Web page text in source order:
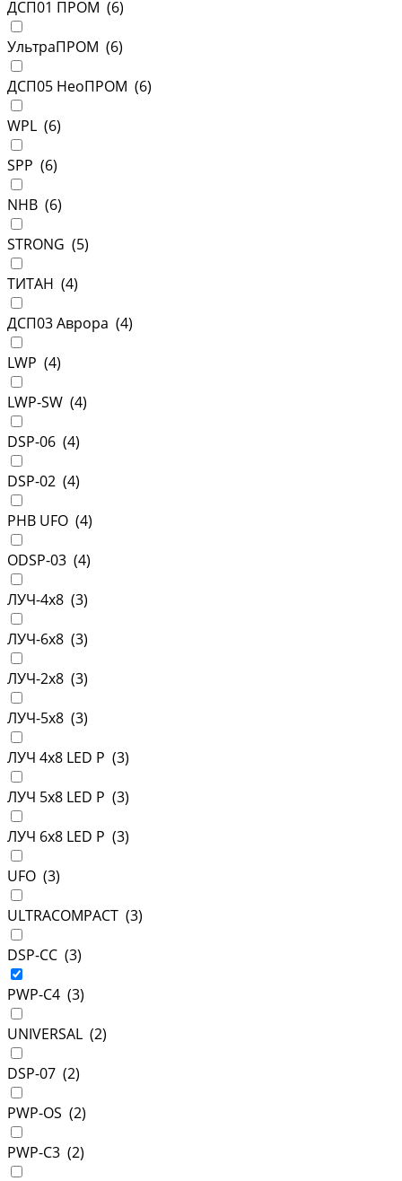
ДСП01 ПРОМ (6)
УльтраПРОМ (6)
ДСП05 НеоПРОМ (6)
WPL (6)
SPP (6)
NHB (6)
STRONG (5)
ТИТАН (4)
ДСП03 Аврора (4)
LWP (4)
LWP-SW (4)
DSP-06 (4)
DSP-02 (4)
PHB UFO (4)
ODSP-03 (4)
ЛУЧ-4х8 (3)
ЛУЧ-6х8 (3)
ЛУЧ-2х8 (3)
ЛУЧ-5х8 (3)
ЛУЧ 4х8 LED P (3)
ЛУЧ 5х8 LED P (3)
ЛУЧ 6х8 LED P (3)
UFO (3)
ULTRACOMPACT (3)
DSP-CC (3)
PWP-С4 (3)
UNIVERSAL (2)
DSP-07 (2)
PWP-OS (2)
PWP-С3 (2)